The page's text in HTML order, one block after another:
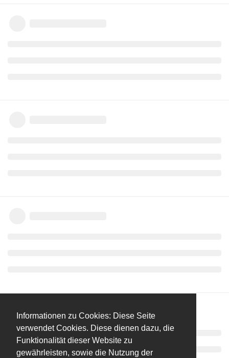
Informationen zu Cookies: Diese Seite
verwendet Cookies. Diese dienen dazu, die
Funktionalität dieser Website zu
gewährleisten, sowie die Nutzung der